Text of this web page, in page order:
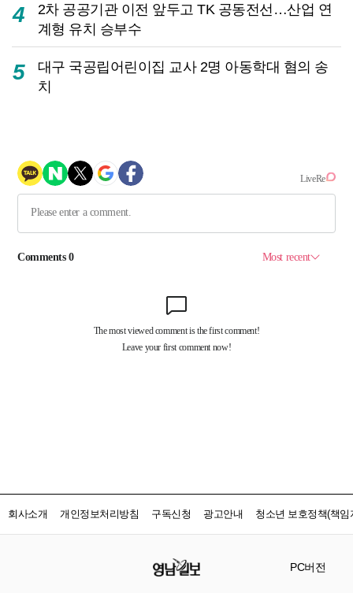
4
2차 공공기관 이전 앞두고 TK 공동전선…산업 연
계형 유치 승부수
5
대구 국공립어린이집 교사 2명 아동학대 혐의 송
치
회사소개 개인정보처리방침 구독신청 광고안내 청소년 보호정책(책임
PC버전